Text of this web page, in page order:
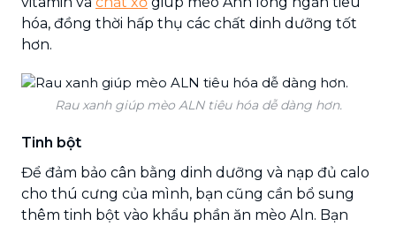
hóa, đồng thời hấp thụ các chất dinh dưỡng tốt
hơn.
Rau xanh giúp mèo ALN tiêu hóa dễ dàng hơn.
Tinh bột
Để đảm bảo cân bằng dinh dưỡng và nạp đủ calo
cho thú cưng của mình, bạn cũng cần bổ sung
thêm tinh bột vào khẩu phần ăn mèo Aln. Bạn